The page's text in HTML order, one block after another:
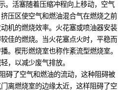
活塞随着压缩冲程向上移动，空气
压区使空气和燃油混合气在燃烧之前
机的燃烧效率。火花塞或喷油器安装
佳的燃烧。当火花塞点火时，平稳而
。楔形燃烧室也称作紊流型燃烧室。
，以减少废气排放。
了空气和燃油的流动，这种阻碍被
离燃烧室的边缘太近，这样阻碍了空